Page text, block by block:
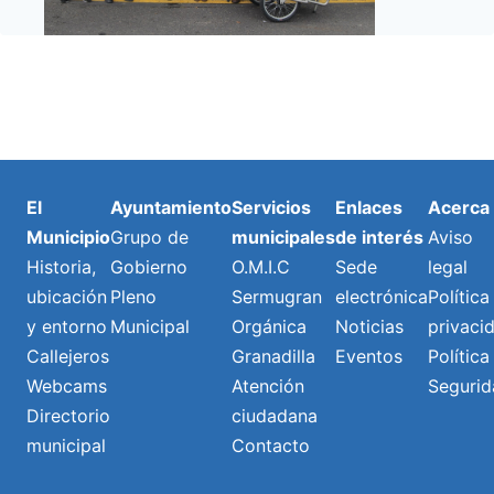
El
Municipio
Historia,
ubicación
y entorno
Callejeros
Webcams
Directorio
municipal
Ayuntamiento
Grupo de
Gobierno
Pleno
Municipal
Servicios
municipales
O.M.I.C
Sermugran
Orgánica
Granadilla
Atención
ciudadana
Contacto
Enlaces
de interés
Sede
electrónica
Noticias
Eventos
Acerca
Aviso
legal
Política
Política